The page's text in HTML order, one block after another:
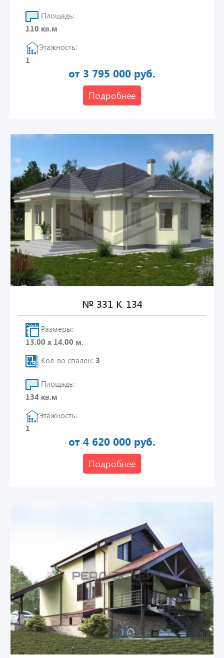
Площадь:
110 кв.м
Этажность:
1
от 3 795 000 руб.
Подробнее
№ 331 К-134
Размеры:
13.00 х 14.00 м.
Кол-во спален: 3
Площадь:
134 кв.м
Этажность:
1
от 4 620 000 руб.
Подробнее